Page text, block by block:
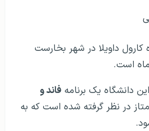
کارول داویلا در شهر بخارست
دانشگاه یک برنامه فاند و
در نظر گرفته شده است که به